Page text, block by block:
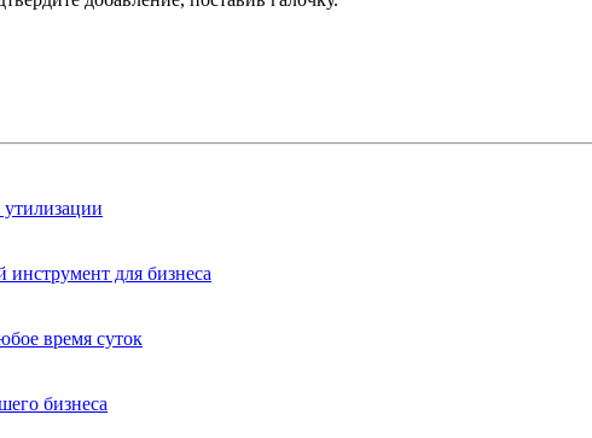
для бизнеса
время суток
бизнеса